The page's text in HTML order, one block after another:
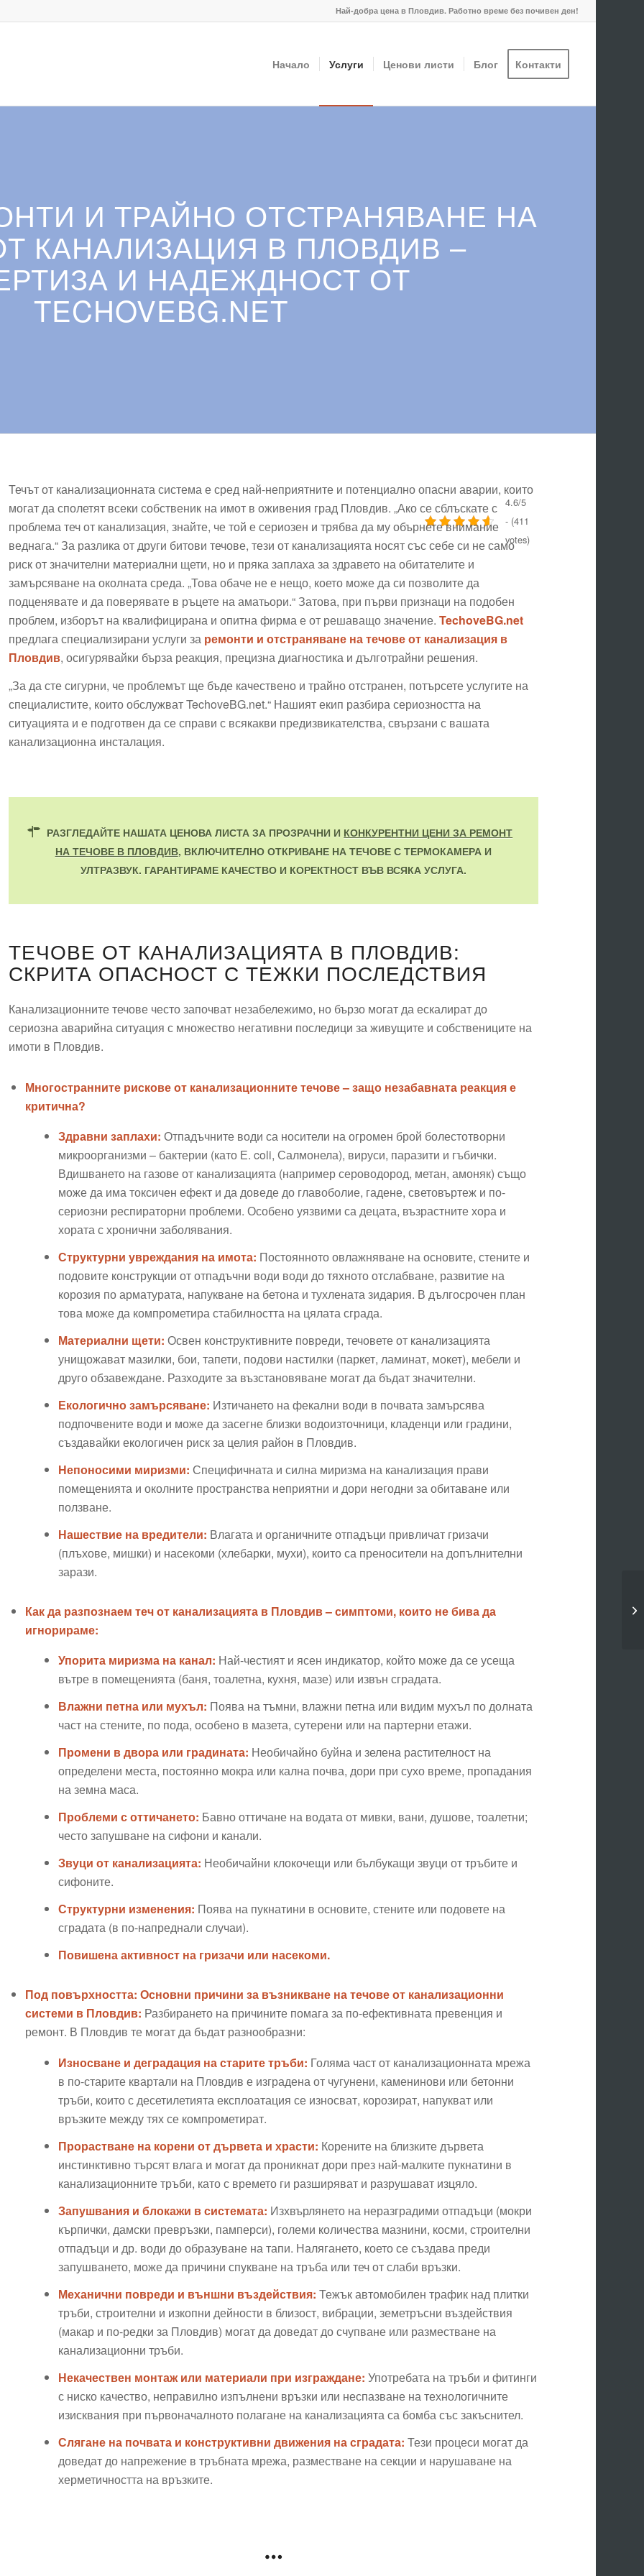
Най-добра цена в Пловдив. Работно време без почивен ден!
Начало Услуги Ценови листи Блог Контакти
И ТРАЙНО ОТСТРАНЯВАНЕ НА
КАНАЛИЗАЦИЯ В ПЛОВДИВ –
И НАДЕЖДНОСТ ОТ
TECHOVEBG.NET
Течът от канализационната система е сред най-неприятните и потенциално опасни аварии, които
могат да сполетят всеки собственик на имот в оживения град Пловдив. „Ако се сблъскате с
проблема теч от канализация, знайте, че той е сериозен и трябва да му обърнете внимание
веднага.“ За разлика от други битови течове, тези от канализацията носят със себе си не само
риск от значителни материални щети, но и пряка заплаха за здравето на обитателите и
замърсяване на околната среда. „Това обаче не е нещо, което може да си позволите да
подценявате и да поверявате в ръцете на аматьори.“ Затова, при първи признаци на подобен
проблем, изборът на квалифицирана и опитна фирма е от решаващо значение. TechoveBG.net
предлага специализирани услуги за ремонти и отстраняване на течове от канализация в
Пловдив, осигурявайки бърза реакция, прецизна диагностика и дълготрайни решения.
„За да сте сигурни, че проблемът ще бъде качествено и трайно отстранен, потърсете услугите на
специалистите, които обслужват TechoveBG.net.“ Нашият екип разбира сериозността на
ситуацията и е подготвен да се справи с всякакви предизвикателства, свързани с вашата
канализационна инсталация.
РАЗГЛЕДАЙТЕ НАШАТА ЦЕНОВА ЛИСТА ЗА ПРОЗРАЧНИ И КОНКУРЕНТНИ ЦЕНИ ЗА РЕМОНТ
НА ТЕЧОВЕ В ПЛОВДИВ, ВКЛЮЧИТЕЛНО ОТКРИВАНЕ НА ТЕЧОВЕ С ТЕРМОКАМЕРА И
УЛТРАЗВУК. ГАРАНТИРАМЕ КАЧЕСТВО И КОРЕКТНОСТ ВЪВ ВСЯКА УСЛУГА.
ТЕЧОВЕ ОТ КАНАЛИЗАЦИЯТА В ПЛОВДИВ:
СКРИТА ОПАСНОСТ С ТЕЖКИ ПОСЛЕДСТВИЯ
Канализационните течове често започват незабележимо, но бързо могат да ескалират до
сериозна аварийна ситуация с множество негативни последици за живущите и собствениците на
имоти в Пловдив.
Многостранните рискове от канализационните течове – защо незабавната реакция е
критична?
Здравни заплахи: Отпадъчните води са носители на огромен брой болестотворни
микроорганизми – бактерии (като Е. coli, Салмонела), вируси, паразити и гъбички.
Вдишването на газове от канализацията (например сероводород, метан, амоняк) също
може да има токсичен ефект и да доведе до главоболие, гадене, световъртеж и по-
сериозни респираторни проблеми. Особено уязвими са децата, възрастните хора и
хората с хронични заболявания.
Структурни увреждания на имота: Постоянното овлажняване на основите, стените и
подовите конструкции от отпадъчни води води до тяхното отслабване, развитие на
корозия по арматурата, напукване на бетона и тухлената зидария. В дългосрочен план
това може да компрометира стабилността на цялата сграда.
Материални щети: Освен конструктивните повреди, течовете от канализацията
унищожават мазилки, бои, тапети, подови настилки (паркет, ламинат, мокет), мебели и
друго обзавеждане. Разходите за възстановяване могат да бъдат значителни.
Екологично замърсяване: Изтичането на фекални води в почвата замърсява
подпочвените води и може да засегне близки водоизточници, кладенци или градини,
създавайки екологичен риск за целия район в Пловдив.
Непоносими миризми: Специфичната и силна миризма на канализация прави
помещенията и околните пространства неприятни и дори негодни за обитаване или
ползване.
Нашествие на вредители: Влагата и органичните отпадъци привличат гризачи
(плъхове, мишки) и насекоми (хлебарки, мухи), които са преносители на допълнителни
зарази.
Как да разпознаем теч от канализацията в Пловдив – симптоми, които не бива да
игнорираме:
Упорита миризма на канал: Най-честият и ясен индикатор, който може да се усеща
вътре в помещенията (баня, тоалетна, кухня, мазе) или извън сградата.
Влажни петна или мухъл: Поява на тъмни, влажни петна или видим мухъл по долната
част на стените, по пода, особено в мазета, сутерени или на партерни етажи.
Промени в двора или градината: Необичайно буйна и зелена растителност на
определени места, постоянно мокра или кална почва, дори при сухо време, пропадания
на земна маса.
Проблеми с оттичането: Бавно оттичане на водата от мивки, вани, душове, тоалетни;
често запушване на сифони и канали.
Звуци от канализацията: Необичайни клокочещи или бълбукащи звуци от тръбите и
сифоните.
Структурни изменения: Поява на пукнатини в основите, стените или подовете на
сградата (в по-напреднали случаи).
Повишена активност на гризачи или насекоми.
Под повърхността: Основни причини за възникване на течове от канализационни
системи в Пловдив: Разбирането на причините помага за по-ефективната превенция и
ремонт. В Пловдив те могат да бъдат разнообразни:
Износване и деградация на старите тръби: Голяма част от канализационната мрежа
в по-старите квартали на Пловдив е изградена от чугунени, каменинови или бетонни
тръби, които с десетилетията експлоатация се износват, корозират, напукват или
връзките между тях се компрометират.
Прорастване на корени от дървета и храсти: Корените на близките дървета
инстинктивно търсят влага и могат да проникнат дори през най-малките пукнатини в
канализационните тръби, като с времето ги разширяват и разрушават изцяло.
Запушвания и блокажи в системата: Изхвърлянето на неразградими отпадъци (мокри
кърпички, дамски превръзки, памперси), големи количества мазнини, косми, строителни
отпадъци и др. води до образуване на тапи. Налягането, което се създава преди
запушването, може да причини спукване на тръба или теч от слаби връзки.
Механични повреди и външни въздействия: Тежък автомобилен трафик над плитки
тръби, строителни и изкопни дейности в близост, вибрации, земетръсни въздействия
(макар и по-редки за Пловдив) могат да доведат до счупване или разместване на
канализационни тръби.
Некачествен монтаж или материали при изграждане: Употребата на тръби и фитинги
с ниско качество, неправилно изпълнени връзки или неспазване на технологичните
изисквания при първоначалното полагане на канализацията са бомба със закъснител.
Слягане на почвата и конструктивни движения на сградата: Тези процеси могат да
доведат до напрежение в тръбната мрежа, разместване на секции и нарушаване на
херметичността на връзките.
4.6/5
- (411
votes)